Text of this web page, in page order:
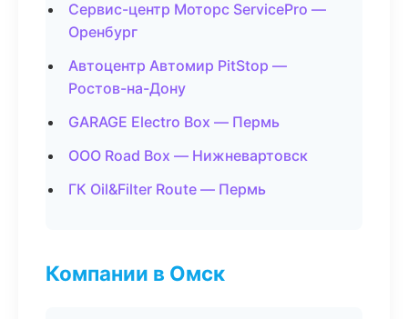
Сервис-центр Моторс ServicePro —
Оренбург
Автоцентр Автомир PitStop —
Ростов-на-Дону
GARAGE Electro Box — Пермь
ООО Road Box — Нижневартовск
ГК Oil&Filter Route — Пермь
Компании в Омск